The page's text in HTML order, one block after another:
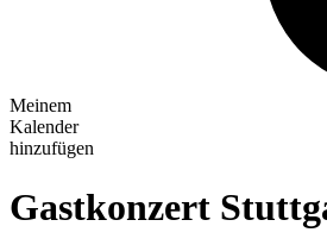
Meinem
Kalender
hinzufügen
Gastkonzert